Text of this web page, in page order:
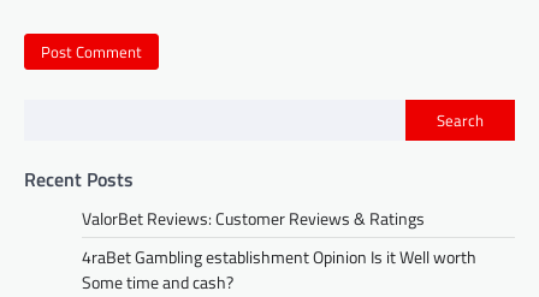
Search
Recent Posts
ValorBet Reviews: Customer Reviews & Ratings
4raBet Gambling establishment Opinion Is it Well worth
Some time and cash?